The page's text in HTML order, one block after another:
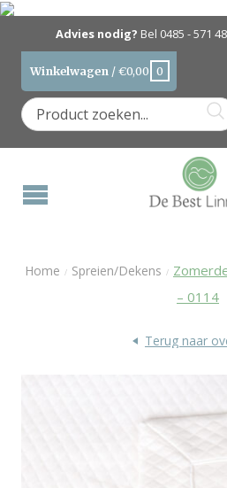
Advies nodig? Bel 0485 - 571
Winkelwagen /€0,00 0
Home / Spreien/Dekens /
– 0114
Terug naar